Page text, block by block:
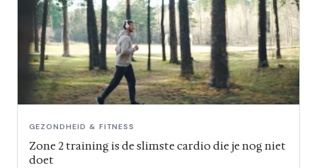
GEZONDHEID & FITNESS
Zone 2 training is de slimste cardio die je nog niet
doet